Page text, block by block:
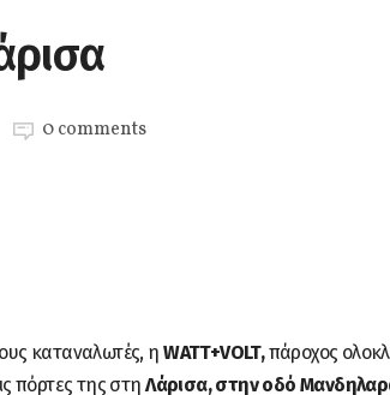
0 comments
καταναλωτές, ηWATT+VOLT,πάροχος
πόρτες της στηΛάρισα, στην οδό